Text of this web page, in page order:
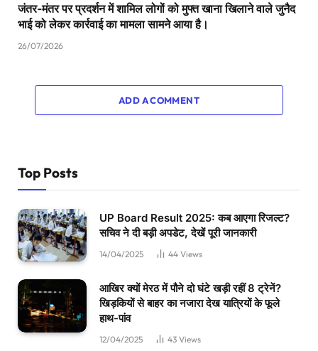
जंतर-मंतर पर प्रदर्शन में शामिल लोगों को मुफ्त खाना खिलाने वाले जुनैद
भाई को लेकर कार्रवाई का मामला सामने आया है।
26/07/2026
ADD A COMMENT
Top Posts
UP Board Result 2025: कब आएगा रिजल्ट?
सचिव ने दी बड़ी अपडेट, देखें पूरी जानकारी
14/04/2025 44 Views
आखिर क्यों मेरठ में पौने दो घंटे खड़ी रहीं 8 ट्रेनें?
खिड़कियों से बाहर का नजारा देख यात्रियों के फूले
हाथ-पांव
12/04/2025 43 Views